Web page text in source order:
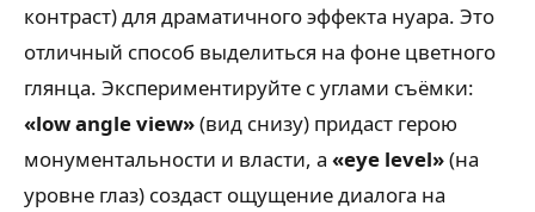
контраст) для драматичного эффекта нуара. Это
отличный способ выделиться на фоне цветного
глянца. Экспериментируйте с углами съёмки:
«low angle view»(вид снизу) придаст герою
монументальности и власти, а «eye level»(на
уровне глаз) создаст ощущение диалога на